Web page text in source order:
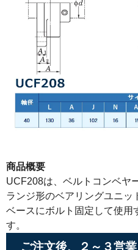
商品概要
UCF208は、ベルトコンベヤ
ランジ形のベアリングユニッ
ベースにボルト固定して使用
す。
ご注文後、２～３営